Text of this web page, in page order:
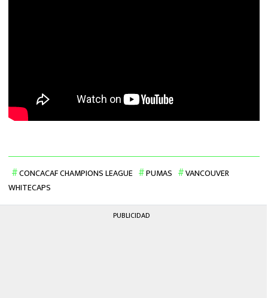
CONCACAF CHAMPIONS LEAGUE PUMAS
VANCOUVER
WHITECAPS
PUBLICIDAD